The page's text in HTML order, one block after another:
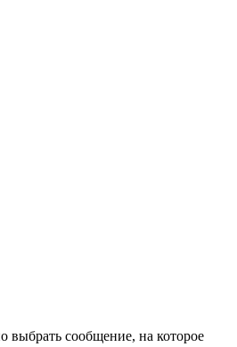
выбрать сообщение, на которое